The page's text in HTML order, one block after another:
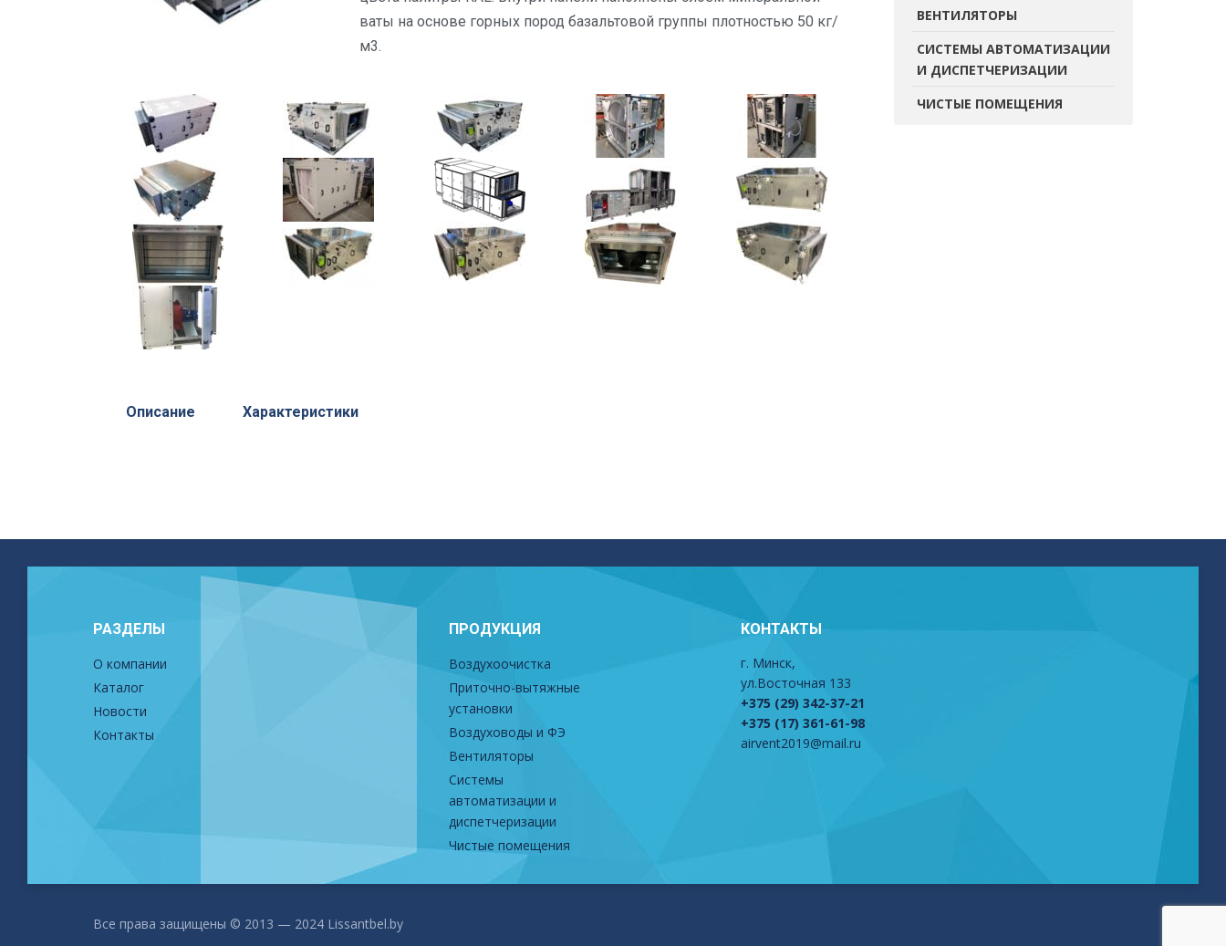
ваты на основе горных пород базальтовой группы плотностью 50 кг/
м3.
Описание Характеристики
ВЕНТИЛЯТОРЫ
СИСТЕМЫ АВТОМАТИЗАЦИИ
И ДИСПЕТЧЕРИЗАЦИИ
ЧИСТЫЕ ПОМЕЩЕНИЯ
РАЗДЕЛЫ
О компании
Каталог
Новости
Контакты
ПРОДУКЦИЯ
Воздухоочистка
Приточно-вытяжные
установки
Воздуховоды и ФЭ
Вентиляторы
Системы
автоматизации и
диспетчеризации
Чистые помещения
КОНТАКТЫ
г. Минск,
ул.Восточная 133
+375 (29) 342-37-21
+375 (17) 361-61-98
airvent2019@mail.ru
Все права защищены © 2013 — 2024 Lissantbel.by